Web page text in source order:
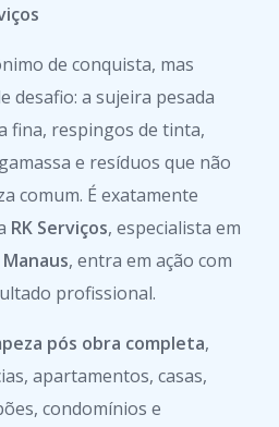
de conquista, mas
desafio: a sujeira pesada
fina, respingos de tinta,
e resíduos que não
comum. É exatamente
RK Serviços, especialista em
, entra em ação com
profissional.
pós obra completa,
apartamentos, casas,
condomínios e